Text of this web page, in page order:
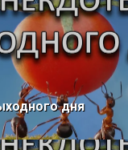
дня